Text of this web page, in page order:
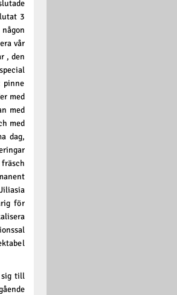
3
vår
, den
pinne
med
med
med
dag,
för
sig till